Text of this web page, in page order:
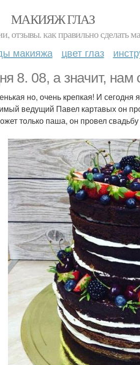
МАКИЯЖ ГЛАЗ
отзывы. как правильно сделать
макияжа цвет глаз
8. 08, а значит, нам
но, очень крепкая! И
ведущий Павел картавых он
только паша, он провел